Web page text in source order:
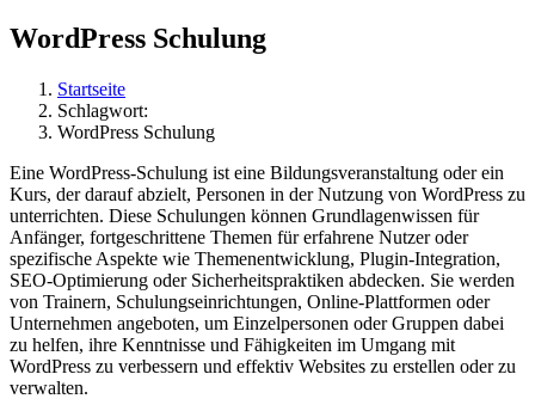
WordPress Schulung
Startseite
Schlagwort:
WordPress Schulung
Eine WordPress-Schulung ist eine Bildungsveranstaltung oder ein
Kurs, der darauf abzielt, Personen in der Nutzung von WordPress zu
unterrichten. Diese Schulungen können Grundlagenwissen für
Anfänger, fortgeschrittene Themen für erfahrene Nutzer oder
spezifische Aspekte wie Themenentwicklung, Plugin-Integration,
SEO-Optimierung oder Sicherheitspraktiken abdecken. Sie werden
von Trainern, Schulungseinrichtungen, Online-Plattformen oder
Unternehmen angeboten, um Einzelpersonen oder Gruppen dabei
zu helfen, ihre Kenntnisse und Fähigkeiten im Umgang mit
WordPress zu verbessern und effektiv Websites zu erstellen oder zu
verwalten.